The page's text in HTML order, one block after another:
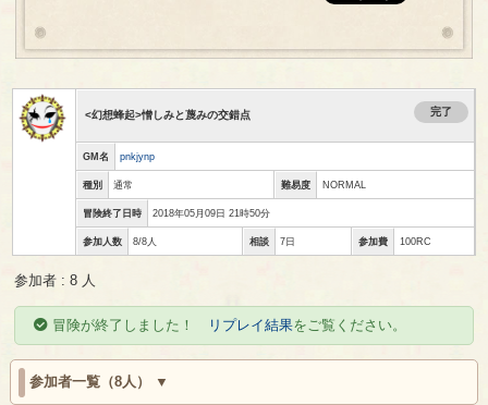
<幻想蜂起>憎しみと蔑みの交錯点 完了
GM名 pnkjynp
種別 通常 難易度 NORMAL
冒険終了日時 2018年05月09日 21時50分
参加人数 8/8人 相談 7日 参加費 100RC
参加者 : 8 人
冒険が終了しました！ リプレイ結果をご覧ください。
参加者一覧（8人）